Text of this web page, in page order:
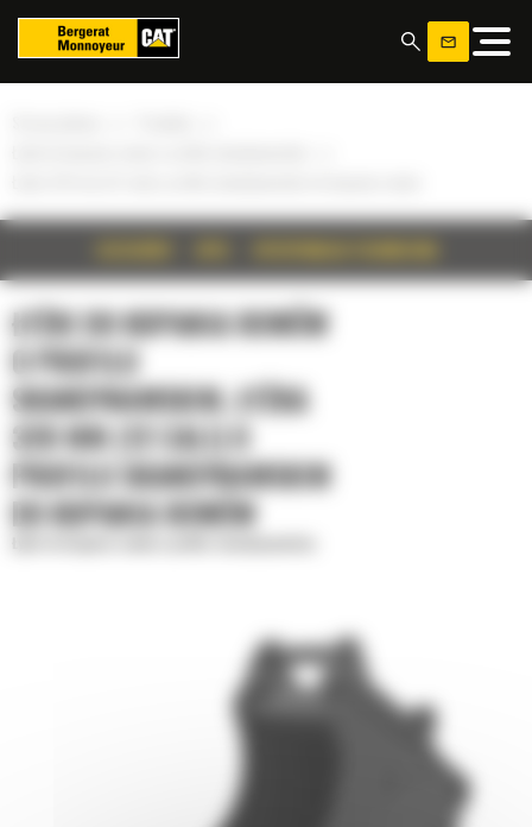
ŁYŻKI DO KOPANIA ROWÓW
O PROFILU
SKANDYNAWSKIM, ŁYŻKA
320 MM (12 CALI) O
PROFILU SKANDYNAWSKIM
DO KOPANIA ROWÓW
Panel zarządzania plikami cookies